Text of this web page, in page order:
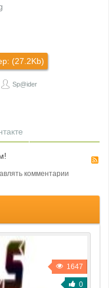
(27.2Kb)
Sp@ider
комментарии
1647
0